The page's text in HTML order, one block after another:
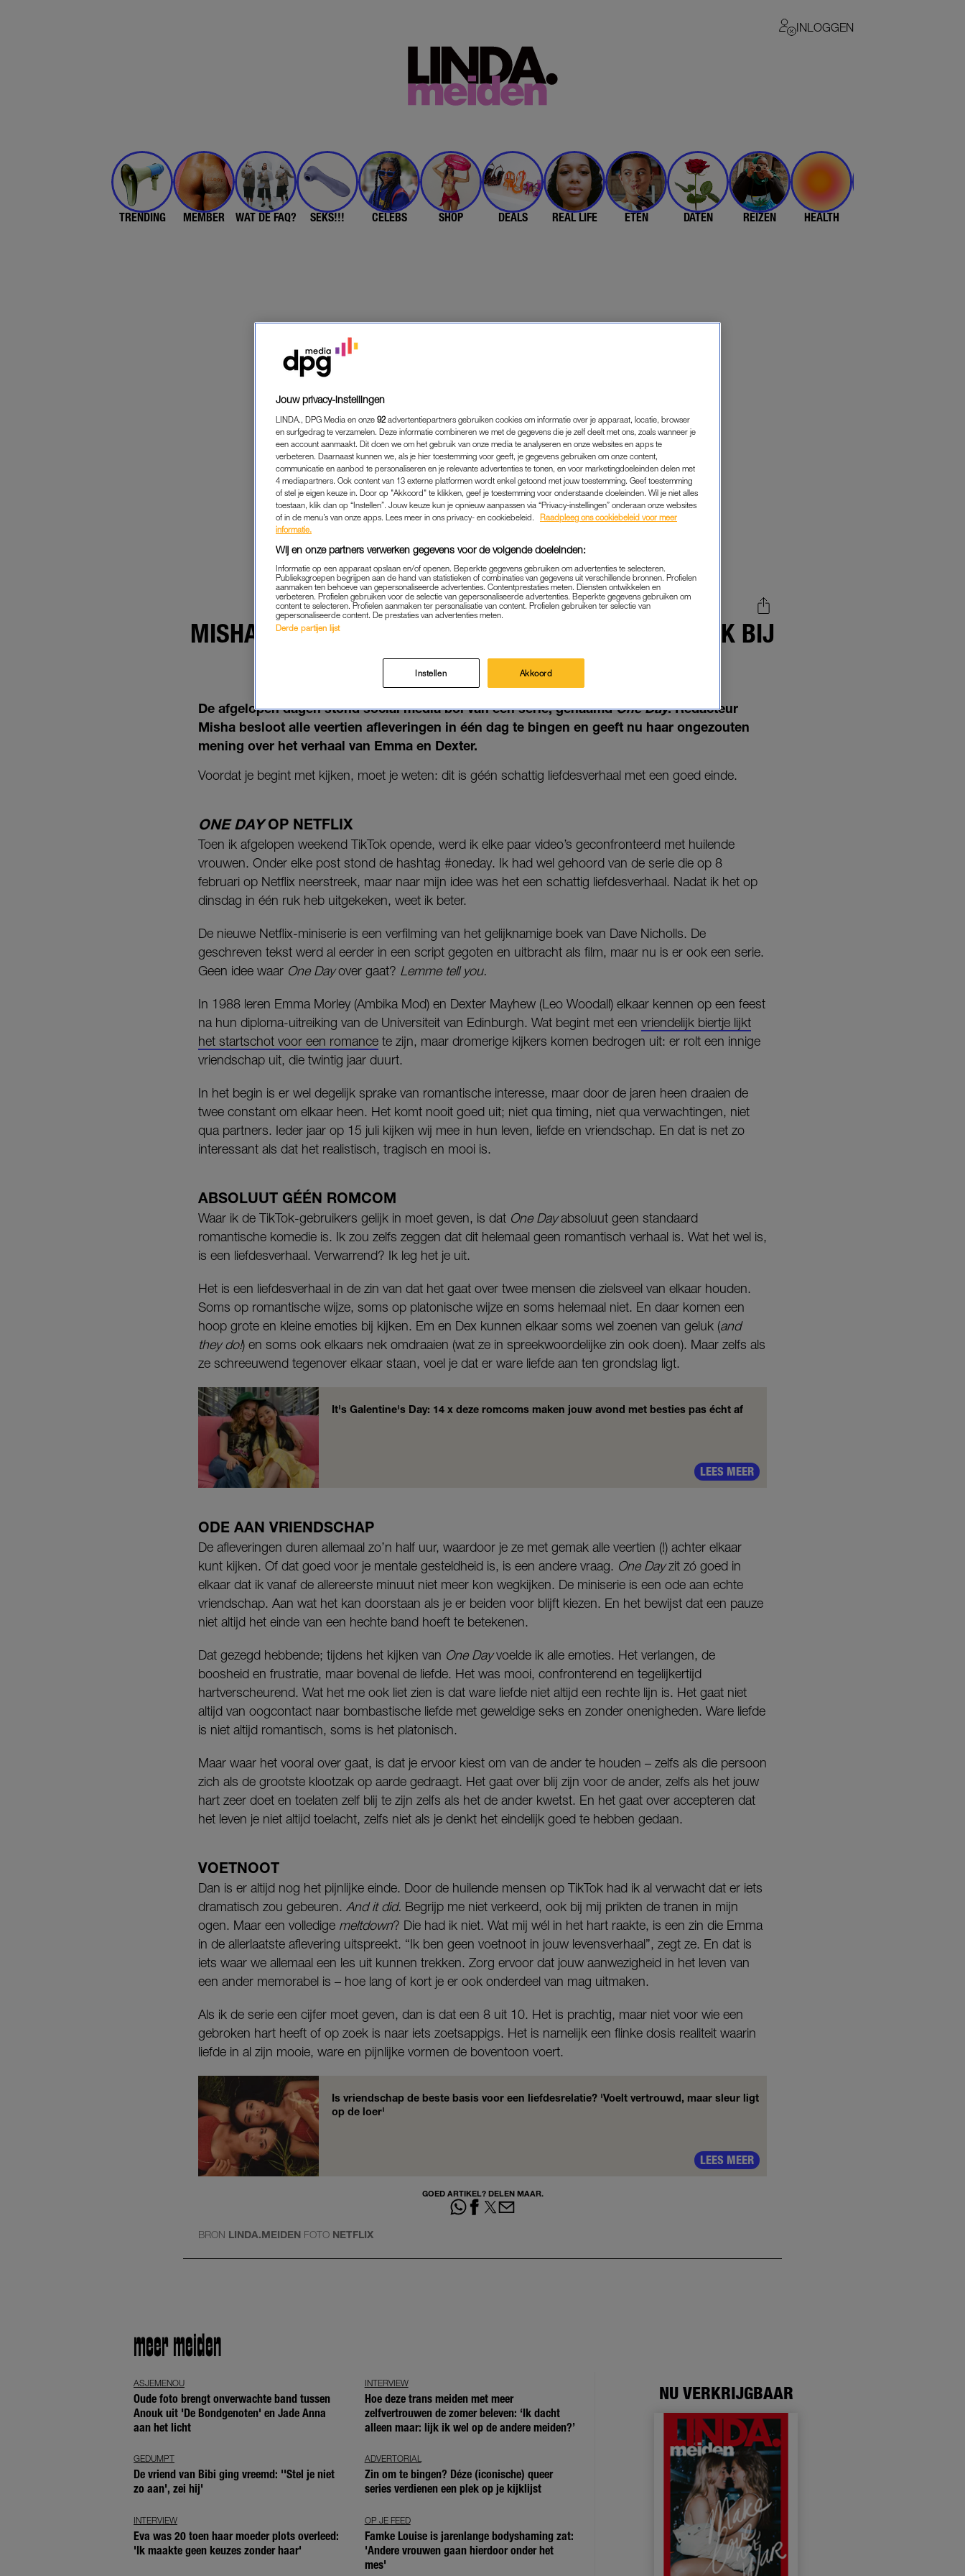
INLOGGEN
TRENDING MEMBER WAT DE FAQ? SEKS!!! CELEBS SHOP DEALS REAL LIFE ETEN DATEN REIZEN HEALTH
MISHA KIJKT MINISERIE 'ONE DAY' IN ÉÉN DAG: 'OOK BIJ
MIJ PRIKKEN DE TRANEN IN MIJN OGEN'
TRENDING|KEEPING UP
14-02-2024 MISHA MARGARITTHA
De afgelopen dagen stond social media bol van één serie, genaamdOne Day. Redacteur
Misha besloot alle veertien afleveringen in één dag te bingen en geeft nu haar ongezouten
mening over het verhaal van Emma en Dexter.
Voordat je begint met kijken, moet je weten: dit is géén schattig liefdesverhaal met een goed einde.
ONE DAYOP NETFLIX
Toen ik afgelopen weekend TikTok opende, werd ik elke paar video’s geconfronteerd met huilende
vrouwen. Onder elke post stond de hashtag #oneday. Ik had wel gehoord van de serie die op 8
februari op Netflix neerstreek, maar naar mijn idee was het een schattig liefdesverhaal. Nadat ik het op
dinsdag in één ruk heb uitgekeken, weet ik beter.
De nieuwe Netflix-miniserie is een verfilming van het gelijknamige boek van Dave Nicholls. De
geschreven tekst werd al eerder in een script gegoten en uitbracht als film, maar nu is er ook een serie.
Geen idee waar One Dayover gaat? Lemme tell you.
In 1988 leren Emma Morley (Ambika Mod) en Dexter Mayhew (Leo Woodall) elkaar kennen op een feest
na hun diploma-uitreiking van de Universiteit van Edinburgh. Wat begint met een vriendelijk biertje lijkt
het startschot voor een romance te zijn, maar dromerige kijkers komen bedrogen uit: er rolt een innige
vriendschap uit, die twintig jaar duurt.
In het begin is er wel degelijk sprake van romantische interesse, maar door de jaren heen draaien de
twee constant om elkaar heen. Het komt nooit goed uit; niet qua timing, niet qua verwachtingen, niet
qua partners. Ieder jaar op 15 juli kijken wij mee in hun leven, liefde en vriendschap. En dat is net zo
interessant als dat het realistisch, tragisch en mooi is.
ABSOLUUT GÉÉN ROMCOM
Waar ik de TikTok-gebruikers gelijk in moet geven, is dat One Dayabsoluut geen standaard
romantische komedie is. Ik zou zelfs zeggen dat dit helemaal geen romantisch verhaal is. Wat het wel is,
is een liefdesverhaal. Verwarrend? Ik leg het je uit.
Het is een liefdesverhaal in de zin van dat het gaat over twee mensen die zielsveel van elkaar houden.
Soms op romantische wijze, soms op platonische wijze en soms helemaal niet. En daar komen een
hoop grote en kleine emoties bij kijken. Em en Dex kunnen elkaar soms wel zoenen van geluk (and
they do!) en soms ook elkaars nek omdraaien (wat ze in spreekwoordelijke zin ook doen). Maar zelfs als
ze schreeuwend tegenover elkaar staan, voel je dat er ware liefde aan ten grondslag ligt.
It's Galentine's Day: 14 x deze romcoms maken jouw avond met besties pas écht af
LEES MEER
ODE AAN VRIENDSCHAP
De afleveringen duren allemaal zo’n half uur, waardoor je ze met gemak alle veertien (!) achter elkaar
kunt kijken. Of dat goed voor je mentale gesteldheid is, is een andere vraag. One Dayzit zó goed in
elkaar dat ik vanaf de allereerste minuut niet meer kon wegkijken. De miniserie is een ode aan echte
vriendschap. Aan wat het kan doorstaan als je er beiden voor blijft kiezen. En het bewijst dat een pauze
niet altijd het einde van een hechte band hoeft te betekenen.
Dat gezegd hebbende; tijdens het kijken van One Dayvoelde ik alle emoties. Het verlangen, de
boosheid en frustratie, maar bovenal de liefde. Het was mooi, confronterend en tegelijkertijd
hartverscheurend. Wat het me ook liet zien is dat ware liefde niet altijd een rechte lijn is. Het gaat niet
altijd van oogcontact naar bombastische liefde met geweldige seks en zonder onenigheden. Ware liefde
is niet altijd romantisch, soms is het platonisch.
Maar waar het vooral over gaat, is dat je ervoor kiest om van de ander te houden – zelfs als die persoon
zich als de grootste klootzak op aarde gedraagt. Het gaat over blij zijn voor de ander, zelfs als het jouw
hart zeer doet en toelaten zelf blij te zijn zelfs als het de ander kwetst. En het gaat over accepteren dat
het leven je niet altijd toelacht, zelfs niet als je denkt het eindelijk goed te hebben gedaan.
VOETNOOT
Dan is er altijd nog het pijnlijke einde. Door de huilende mensen op TikTok had ik al verwacht dat er iets
dramatisch zou gebeuren. And it did. Begrijp me niet verkeerd, ook bij mij prikten de tranen in mijn
ogen. Maar een volledige meltdown? Die had ik niet. Wat mij wél in het hart raakte, is een zin die Emma
in de allerlaatste aflevering uitspreekt. “Ik ben geen voetnoot in jouw levensverhaal”, zegt ze. En dat is
iets waar we allemaal een les uit kunnen trekken. Zorg ervoor dat jouw aanwezigheid in het leven van
een ander memorabel is – hoe lang of kort je er ook onderdeel van mag uitmaken.
Als ik de serie een cijfer moet geven, dan is dat een 8 uit 10. Het is prachtig, maar niet voor wie een
gebroken hart heeft of op zoek is naar iets zoetsappigs. Het is namelijk een flinke dosis realiteit waarin
liefde in al zijn mooie, ware en pijnlijke vormen de boventoon voert.
Is vriendschap de beste basis voor een liefdesrelatie? 'Voelt vertrouwd, maar sleur ligt
op de loer'
LEES MEER
GOED ARTIKEL? DELEN MAAR.
BRON LINDA.MEIDEN FOTO NETFLIX
meer meiden
ASJEMENOU
Oude foto brengt onverwachte band tussen
Anouk uit 'De Bondgenoten' en Jade Anna
aan het licht
INTERVIEW
Hoe deze trans meiden met meer
zelfvertrouwen de zomer beleven: ‘Ik dacht
alleen maar: lijk ik wel op de andere meiden?’
GEDUMPT
De vriend van Bibi ging vreemd: ''Stel je niet
zo aan', zei hij'
ADVERTORIAL
Zin om te bingen? Déze (iconische) queer
series verdienen een plek op je kijklijst
INTERVIEW
Eva was 20 toen haar moeder plots overleed:
'Ik maakte geen keuzes zonder haar'
OP JE FEED
Famke Louise is jarenlange bodyshaming zat:
'Andere vrouwen gaan hierdoor onder het
mes'
NU VERKRIJGBAAR
Jouw privacy-instellingen
LINDA., DPG Media en onze 92 advertentiepartners gebruiken cookies om informatie over je apparaat, locatie, browser
en surfgedrag te verzamelen. Deze informatie combineren we met de gegevens die je zelf deelt met ons, zoals wanneer je
een account aanmaakt. Dit doen we om het gebruik van onze media te analyseren en onze websites en apps te
verbeteren. Daarnaast kunnen we, als je hier toestemming voor geeft, je gegevens gebruiken om onze content,
communicatie en aanbod te personaliseren en je relevante advertenties te tonen, en voor marketingdoeleinden delen met
4 mediapartners. Ook content van 13 externe platformen wordt enkel getoond met jouw toestemming. Geef toestemming
of stel je eigen keuze in. Door op "Akkoord" te klikken, geef je toestemming voor onderstaande doeleinden. Wil je niet alles
toestaan, klik dan op “Instellen”. Jouw keuze kun je opnieuw aanpassen via “Privacy-instellingen” onderaan onze websites
of in de menu’s van onze apps. Lees meer in ons privacy- en cookiebeleid.
Raadpleeg ons cookiebeleid voor meer
informatie.
Wij en onze partners verwerken gegevens voor de volgende doeleinden:
Informatie op een apparaat opslaan en/of openen. Beperkte gegevens gebruiken om advertenties te selecteren.
Publieksgroepen begrijpen aan de hand van statistieken of combinaties van gegevens uit verschillende bronnen. Profielen
aanmaken ten behoeve van gepersonaliseerde advertenties. Contentprestaties meten. Diensten ontwikkelen en
verbeteren. Profielen gebruiken voor de selectie van gepersonaliseerde advertenties. Beperkte gegevens gebruiken om
content te selecteren. Profielen aanmaken ter personalisatie van content. Profielen gebruiken ter selectie van
gepersonaliseerde content. De prestaties van advertenties meten.
Derde partijen lijst
Instellen Akkoord